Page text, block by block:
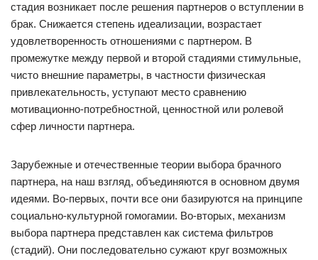
стадия возникает после решения партнеров о вступлении в
брак. Снижается степень идеализации, возрастает
удовлетворенность отношениями с партнером. В
промежутке между первой и второй стадиями стимульные,
чисто внешние параметры, в частности физическая
привлекательность, уступают место сравнению
мотивационно-потребностной, ценностной или ролевой
сфер личности партнера.
Зарубежные и отечественные теории выбора брачного
партнера, на наш взгляд, объединяются в основном двумя
идеями. Во-первых, почти все они базируются на принципе
социально-культурной гомогамии. Во-вторых, механизм
выбора партнера представлен как система фильтров
(стадий). Они последовательно сужают круг возможных